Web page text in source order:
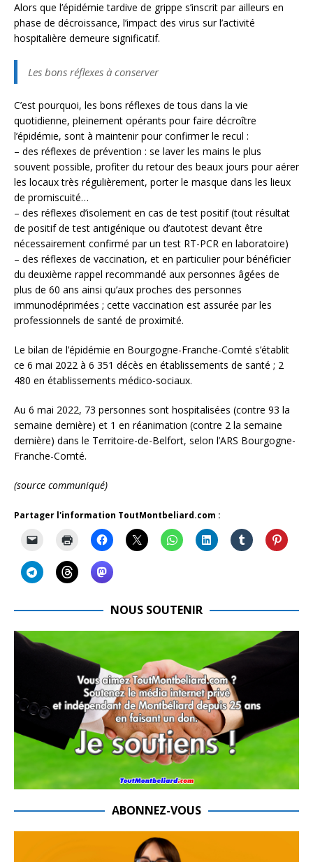
Alors que l’épidémie tardive de grippe s’inscrit par ailleurs en
phase de décroissance, l’impact des virus sur l’activité
hospitalière demeure significatif.
Les bons réflexes à conserver
C’est pourquoi, les bons réflexes de tous dans la vie
quotidienne, pleinement opérants pour faire décroître
l’épidémie, sont à maintenir pour confirmer le recul :
– des réflexes de prévention : se laver les mains le plus
souvent possible, profiter du retour des beaux jours pour aérer
les locaux très régulièrement, porter le masque dans les lieux
de promiscuité…
– des réflexes d’isolement en cas de test positif (tout résultat
de positif de test antigénique ou d’autotest devant être
nécessairement confirmé par un test RT-PCR en laboratoire)
– des réflexes de vaccination, et en particulier pour bénéficier
du deuxième rappel recommandé aux personnes âgées de
plus de 60 ans ainsi qu’aux proches des personnes
immunodéprimées ; cette vaccination est assurée par les
professionnels de santé de proximité.
Le bilan de l’épidémie en Bourgogne-Franche-Comté s’établit
ce 6 mai 2022 à 6 351 décès en établissements de santé ; 2
480 en établissements médico-sociaux.
Au 6 mai 2022, 73 personnes sont hospitalisées (contre 93 la
semaine dernière) et 1 en réanimation (contre 2 la semaine
dernière) dans le Territoire-de-Belfort, selon l’ARS Bourgogne-
Franche-Comté.
(source communiqué)
Partager l'information ToutMontbeliard.com :
NOUS SOUTENIR
ABONNEZ-VOUS